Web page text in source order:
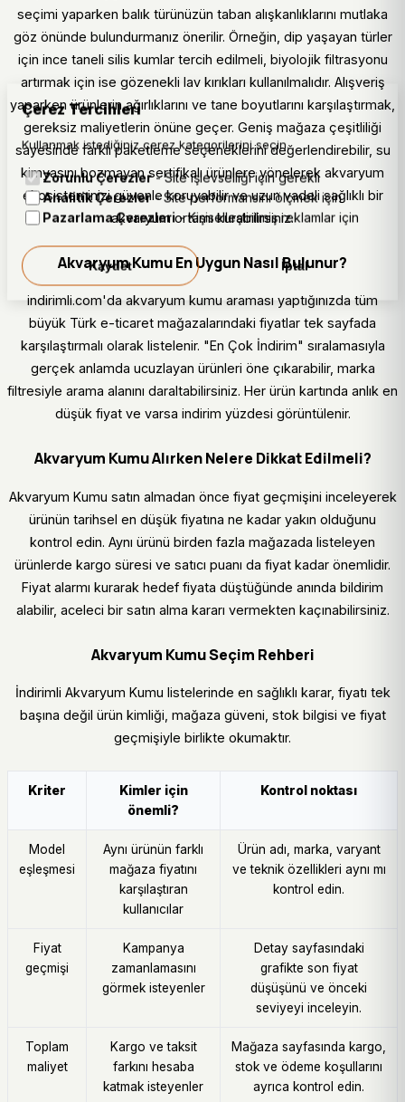
seçimi yaparken balık türünüzün taban alışkanlıklarını mutlaka
göz önünde bulundurmanız önerilir. Örneğin, dip yaşayan türler
için ince taneli silis kumlar tercih edilmeli, biyolojik filtrasyonu
artırmak için ise gözenekli lav kırıkları kullanılmalıdır. Alışveriş
yaparken ürünlerin ağırlıklarını ve tane boyutlarını karşılaştırmak,
gereksiz maliyetlerin önüne geçer. Geniş mağaza çeşitliliği
sayesinde farklı paketleme seçeneklerini değerlendirebilir, su
kimyasını bozmayan sertifikalı ürünlere yönelerek akvaryum
ekosisteminizi güvenle koruyabilir ve uzun vadeli sağlıklı bir
akvaryum ortamı kurabilirsiniz.
Akvaryum Kumu En Uygun Nasıl Bulunur?
indirimli.com'da akvaryum kumu araması yaptığınızda tüm
büyük Türk e-ticaret mağazalarındaki fiyatlar tek sayfada
karşılaştırmalı olarak listelenir. "En Çok İndirim" sıralamasıyla
gerçek anlamda ucuzlayan ürünleri öne çıkarabilir, marka
filtresiyle arama alanını daraltabilirsiniz. Her ürün kartında anlık en
düşük fiyat ve varsa indirim yüzdesi görüntülenir.
Akvaryum Kumu Alırken Nelere Dikkat Edilmeli?
Akvaryum Kumu satın almadan önce fiyat geçmişini inceleyerek
ürünün tarihsel en düşük fiyatına ne kadar yakın olduğunu
kontrol edin. Aynı ürünü birden fazla mağazada listeleyen
ürünlerde kargo süresi ve satıcı puanı da fiyat kadar önemlidir.
Fiyat alarmı kurarak hedef fiyata düştüğünde anında bildirim
alabilir, aceleci bir satın alma kararı vermekten kaçınabilirsiniz.
Akvaryum Kumu Seçim Rehberi
İndirimli Akvaryum Kumu listelerinde en sağlıklı karar, fiyatı tek
başına değil ürün kimliği, mağaza güveni, stok bilgisi ve fiyat
geçmişiyle birlikte okumaktır.
Kriter
Kimler için
önemli?
Kontrol noktası
Model
eşleşmesi
Aynı ürünün farklı
mağaza fiyatını
karşılaştıran
kullanıcılar
Ürün adı, marka, varyant
ve teknik özellikleri aynı mı
kontrol edin.
Fiyat
geçmişi
Kampanya
zamanlamasını
görmek isteyenler
Detay sayfasındaki
grafikte son fiyat
düşüşünü ve önceki
seviyeyi inceleyin.
Toplam
maliyet
Kargo ve taksit
farkını hesaba
katmak isteyenler
Mağaza sayfasında kargo,
stok ve ödeme koşullarını
ayrıca kontrol edin.
Çerez Tercihleri
Kullanmak istediğiniz çerez kategorilerini seçin.
Zorunlu Çerezler- Site işlevselliği için gerekli
Analitik Çerezler- Site performansını ölçmek için
Pazarlama Çerezleri- Kişiselleştirilmiş reklamlar için
Kaydet İptal